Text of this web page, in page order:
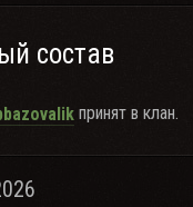
состав
принят в клан.